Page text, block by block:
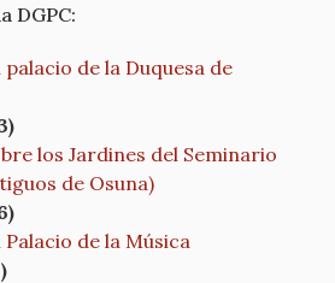
DGPC:
palacio de la Duquesa de
los Jardines del Seminario
de Osuna)
Palacio de la Música